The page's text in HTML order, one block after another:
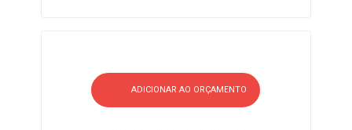
ADICIONAR AO ORÇAMENTO